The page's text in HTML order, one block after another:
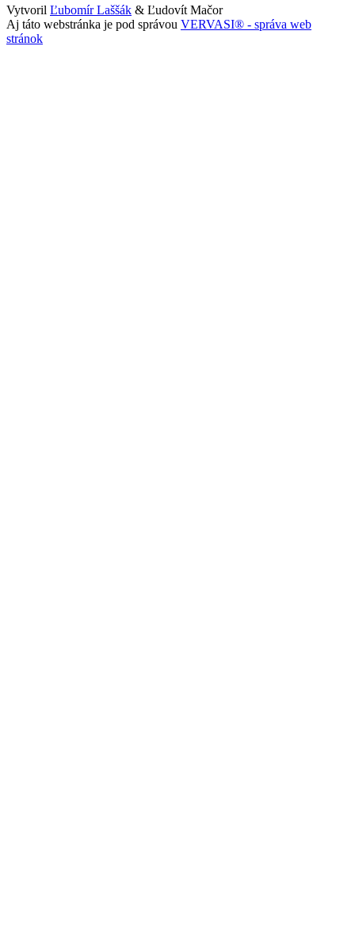
Vytvoril Ľubomír Laššák & Ľudovít Mačor
Aj táto webstránka je pod správou VERVASI® - správa web
stránok